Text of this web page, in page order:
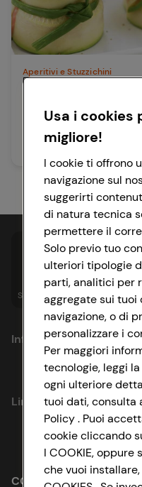
Aperitivi e Stuzzichini
prosciutto e riso
Spesa online Assicurazioni
Informazioni
Privacy Policy
Cookie Policy
Impostazioni Cookie
Accessibilità
Link utili
Lavora con noi
Le cooperative
CONAD SOCIETÀ
Usa i cookies
migliore!
I cookie ti offrono
navigazione sul
suggerirti
di natura tecnica
permettere il
Solo previo tuo
ulteriori tipologie
parti, analitici per
aggregate sui
navigazione, o di
personalizzare i
Per maggiori
tecnologie, leggi
ogni ulteriore
tuoi dati, consulta
Policy . Puoi
cookie cliccando
I COOKIE,
che vuoi installare,